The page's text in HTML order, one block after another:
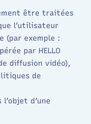
être traitées
l’utilisateur
(par exemple :
par HELLO
diffusion vidéo),
de
d’une